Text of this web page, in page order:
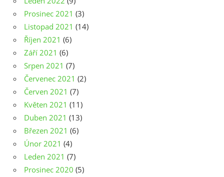
Prosinec 2021 (3)
Listopad 2021 (14)
Říjen 2021 (6)
Září 2021 (6)
Srpen 2021 (7)
Červenec 2021 (2)
Červen 2021 (7)
Květen 2021 (11)
Duben 2021 (13)
Březen 2021 (6)
Únor 2021 (4)
Leden 2021 (7)
Prosinec 2020 (5)